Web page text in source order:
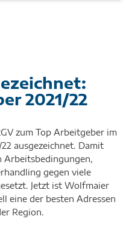
2021/22
zum Top Arbeitgeber im
ausgezeichnet. Damit
Arbeitsbedingungen,
gegen viele
Jetzt ist Wolfmaier
eine der besten Adressen
Region.